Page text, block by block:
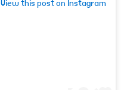
View this post on Instagram